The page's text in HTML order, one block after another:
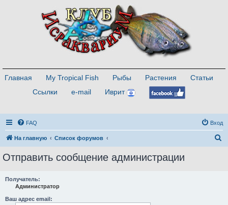
Главная My Tropical Fish Рыбы Растения
Статьи
Ссылки
e-mail Иврит
FAQ Вход
На главную Список форумов
Отправить сообщение администрации
Получатель:
Администратор
Ваш адрес email: